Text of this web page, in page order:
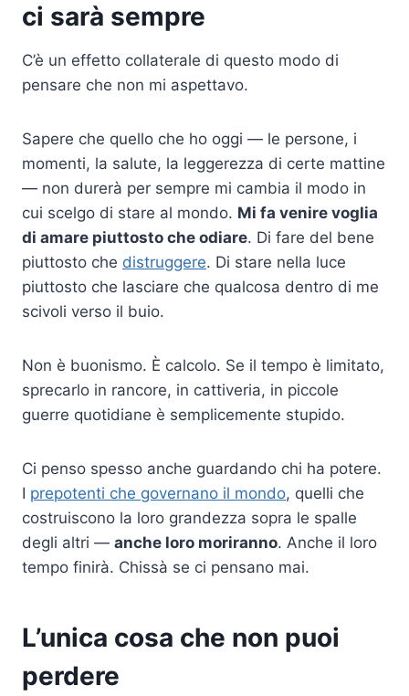
ci sarà sempre
C’è un effetto collaterale di questo modo di
pensare che non mi aspettavo.
Sapere che quello che ho oggi — le persone, i
momenti, la salute, la leggerezza di certe mattine
— non durerà per sempre mi cambia il modo in
cui scelgo di stare al mondo. Mi fa venire voglia
di amare piuttosto che odiare. Di fare del bene
piuttosto che distruggere. Di stare nella luce
piuttosto che lasciare che qualcosa dentro di me
scivoli verso il buio.
Non è buonismo. È calcolo. Se il tempo è limitato,
sprecarlo in rancore, in cattiveria, in piccole
guerre quotidiane è semplicemente stupido.
Ci penso spesso anche guardando chi ha potere.
I prepotenti che governano il mondo, quelli che
costruiscono la loro grandezza sopra le spalle
degli altri — anche loro moriranno. Anche il loro
tempo finirà. Chissà se ci pensano mai.
L’unica cosa che non puoi
perdere